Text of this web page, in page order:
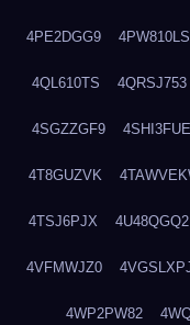
4PE2DGG9 4PW810LS
4QL610TS 4QRSJ753
4SGZZGF9 4SHI3FUE
4T8GUZVK
4TSJ6PJX 4U48QGQ2
4VFMWJZ0
4WP2PW82